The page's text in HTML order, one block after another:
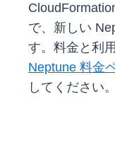
で、新しい
す。料金と利
Neptune 料金
してください。